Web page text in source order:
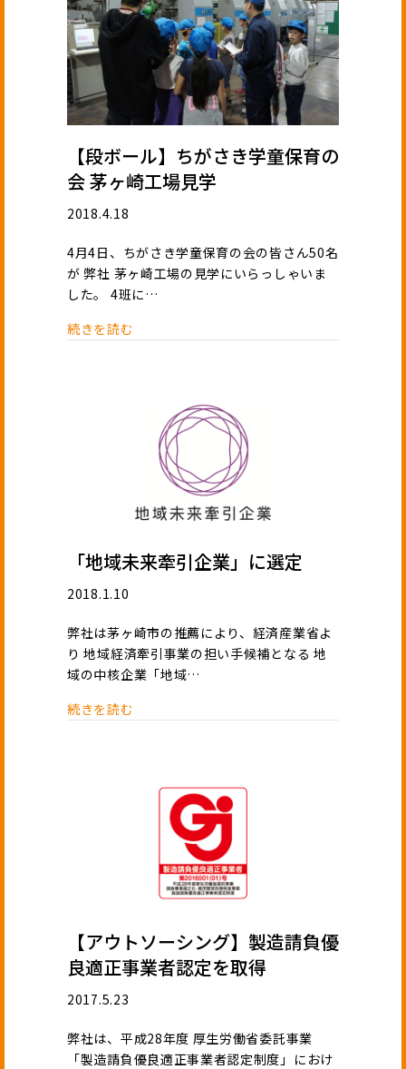
【段ボール】ちがさき学童保育の
会 茅ヶ崎工場見学
2018.4.18
4月4日、ちがさき学童保育の会の皆さん50名
が 弊社 茅ヶ崎工場の見学にいらっしゃいま
した。 4班に…
続きを読む
「地域未来牽引企業」に選定
2018.1.10
弊社は茅ヶ崎市の推薦により、経済産業省よ
り 地域経済牽引事業の担い手候補となる 地
域の中核企業「地域…
続きを読む
【アウトソーシング】製造請負優
良適正事業者認定を取得
2017.5.23
弊社は、平成28年度 厚生労働省委託事業
「製造請負優良適正事業者認定制度」におけ